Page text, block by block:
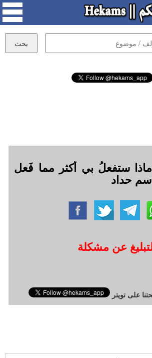
ماذا ستفعلُ بي أكثر مما فَعل
حداد
عن مشكلة
على تويتر